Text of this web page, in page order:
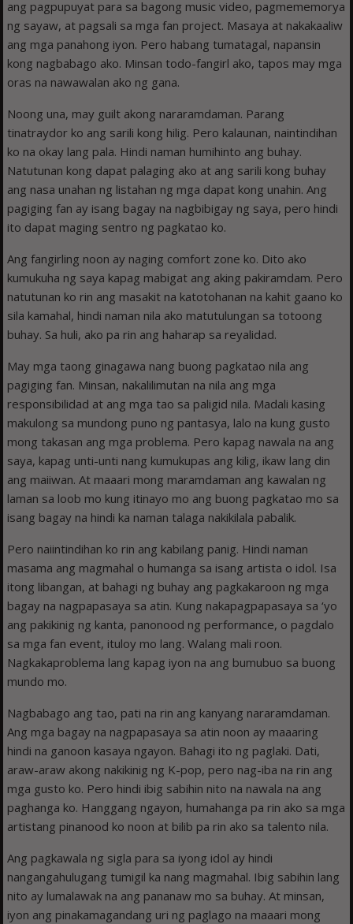
ang pagpupuyat para sa bagong music video, pagmememorya
ng sayaw, at pagsali sa mga fan project. Masaya at nakakaaliw
ang mga panahong iyon. Pero habang tumatagal, napansin
kong nagbabago ako. Minsan todo-fangirl ako, tapos may mga
oras na nawawalan ako ng gana.
Noong una, may guilt akong nararamdaman. Parang
tinatraydor ko ang sarili kong hilig. Pero kalaunan, naintindihan
ko na okay lang pala. Hindi naman humihinto ang buhay.
Natutunan kong dapat palaging ako at ang sarili kong buhay
ang nasa unahan ng listahan ng mga dapat kong unahin. Ang
pagiging fan ay isang bagay na nagbibigay ng saya, pero hindi
ito dapat maging sentro ng pagkatao ko.
Ang fangirling noon ay naging comfort zone ko. Dito ako
kumukuha ng saya kapag mabigat ang aking pakiramdam. Pero
natutunan ko rin ang masakit na katotohanan na kahit gaano ko
sila kamahal, hindi naman nila ako matutulungan sa totoong
buhay. Sa huli, ako pa rin ang haharap sa reyalidad.
May mga taong ginagawa nang buong pagkatao nila ang
pagiging fan. Minsan, nakalilimutan na nila ang mga
responsibilidad at ang mga tao sa paligid nila. Madali kasing
makulong sa mundong puno ng pantasya, lalo na kung gusto
mong takasan ang mga problema. Pero kapag nawala na ang
saya, kapag unti-unti nang kumukupas ang kilig, ikaw lang din
ang maiiwan. At maaari mong maramdaman ang kawalan ng
laman sa loob mo kung itinayo mo ang buong pagkatao mo sa
isang bagay na hindi ka naman talaga nakikilala pabalik.
Pero naiintindihan ko rin ang kabilang panig. Hindi naman
masama ang magmahal o humanga sa isang artista o idol. Isa
itong libangan, at bahagi ng buhay ang pagkakaroon ng mga
bagay na nagpapasaya sa atin. Kung nakapagpapasaya sa ‘yo
ang pakikinig ng kanta, panonood ng performance, o pagdalo
sa mga fan event, ituloy mo lang. Walang mali roon.
Nagkakaproblema lang kapag iyon na ang bumubuo sa buong
mundo mo.
Nagbabago ang tao, pati na rin ang kanyang nararamdaman.
Ang mga bagay na nagpapasaya sa atin noon ay maaaring
hindi na ganoon kasaya ngayon. Bahagi ito ng paglaki. Dati,
araw-araw akong nakikinig ng K-pop, pero nag-iba na rin ang
mga gusto ko. Pero hindi ibig sabihin nito na nawala na ang
paghanga ko. Hanggang ngayon, humahanga pa rin ako sa mga
artistang pinanood ko noon at bilib pa rin ako sa talento nila.
Ang pagkawala ng sigla para sa iyong idol ay hindi
nangangahulugang tumigil ka nang magmahal. Ibig sabihin lang
nito ay lumalawak na ang pananaw mo sa buhay. At minsan,
iyon ang pinakamagandang uri ng paglago na maaari mong